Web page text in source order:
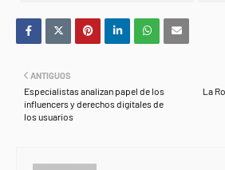
La
ANTIGUOS
Especialistas analizan papel de los
influencers y derechos digitales de
los usuarios